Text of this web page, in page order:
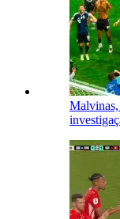
Malvinas,